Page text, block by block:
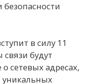
в силу 11
будут
сетевых адресах,
уникальных